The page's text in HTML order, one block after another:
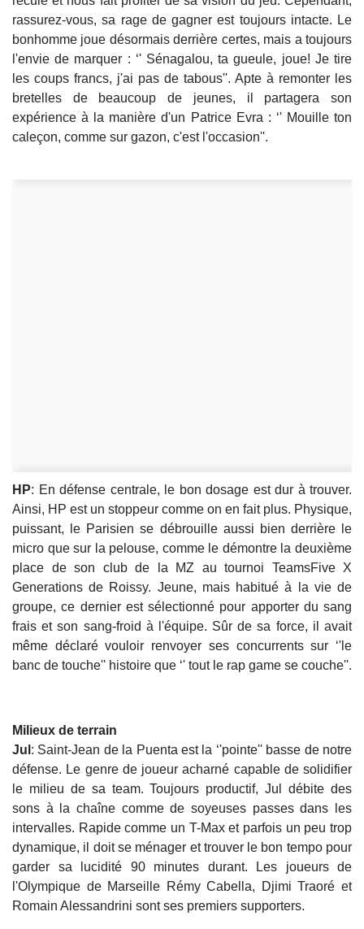
rassurez-vous, sa rage de gagner est toujours intacte. Le
bonhomme joue désormais derrière certes, mais a toujours
l'envie de marquer : ‘' Sénagalou, ta gueule, joue! Je tire
les coups francs, j'ai pas de tabous''. Apte à remonter les
bretelles de beaucoup de jeunes, il partagera son
expérience à la manière d'un Patrice Evra : ‘' Mouille ton
caleçon, comme sur gazon, c'est l'occasion''.
HP: En défense centrale, le bon dosage est dur à trouver.
Ainsi, HP est un stoppeur comme on en fait plus. Physique,
puissant, le Parisien se débrouille aussi bien derrière le
micro que sur la pelouse, comme le démontre la deuxième
place de son club de la MZ au tournoi TeamsFive X
Generations de Roissy. Jeune, mais habitué à la vie de
groupe, ce dernier est sélectionné pour apporter du sang
frais et son sang-froid à l'équipe. Sûr de sa force, il avait
même déclaré vouloir renvoyer ses concurrents sur ‘'le
banc de touche'' histoire que ‘' tout le rap game se couche''.
Milieux de terrain
Jul : Saint-Jean de la Puenta est la ‘'pointe'' basse de notre
défense. Le genre de joueur acharné capable de solidifier
le milieu de sa team. Toujours productif, Jul débite des
sons à la chaîne comme de soyeuses passes dans les
intervalles. Rapide comme un T-Max et parfois un peu trop
dynamique, il doit se ménager et trouver le bon tempo pour
garder sa lucidité 90 minutes durant. Les joueurs de
l'Olympique de Marseille Rémy Cabella, Djimi Traoré et
Romain Alessandrini sont ses premiers supporters.